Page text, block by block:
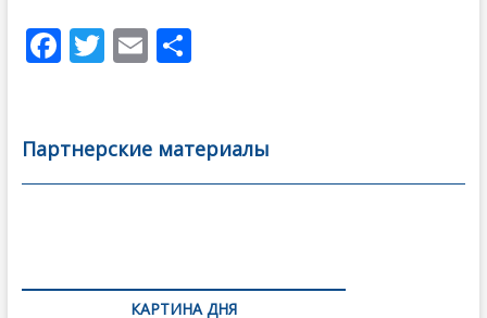
F
b
o
T
er
E
l
О
а
в
Партнерские материалы
по
КАРТИНА ДНЯ